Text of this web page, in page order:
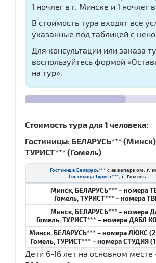
1 ночлег в г. Минске и 1 ночлег в
В стоимость тура входят все
указанные под таблицей с
Для консультации или заказа
воспользуйтесь формой
на тур».
Стоимость тура для 1 человека:
Гостиницы: БЕЛАРУСЬ*** (Минск)
ТУРИСТ*** (Гомель)
Гостиница Беларусь*** с аквапарком, г.
Гостиница Турист***, г. Гомель
Минск, БЕЛАРУСЬ*** – номера
Гомель, ТУРИСТ*** – номера
Минск, БЕЛАРУСЬ*** – номера
Гомель, ТУРИСТ*** – номера ДАБЛ
Минск, БЕЛАРУСЬ*** – номера ЛЮКС (2
Гомель, ТУРИСТ*** – номера СТУДИЯ (1
Дети 6-16 лет на основном месте